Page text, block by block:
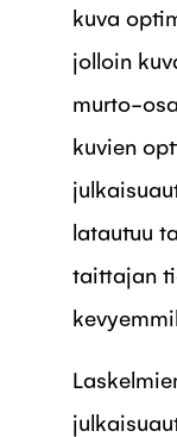
kuva
jolloin
murto-
kuvien
latautuu
taittajan